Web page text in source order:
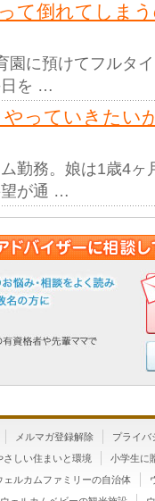
て倒れてしま
園に預けてフルタ
日を …
っていきたい
勤務。娘は1歳4ヶ
望が通 …
メルマガ登録解除
プライバ
さしい住まいと環境
小学生に
ェルカムファミリーの自治体